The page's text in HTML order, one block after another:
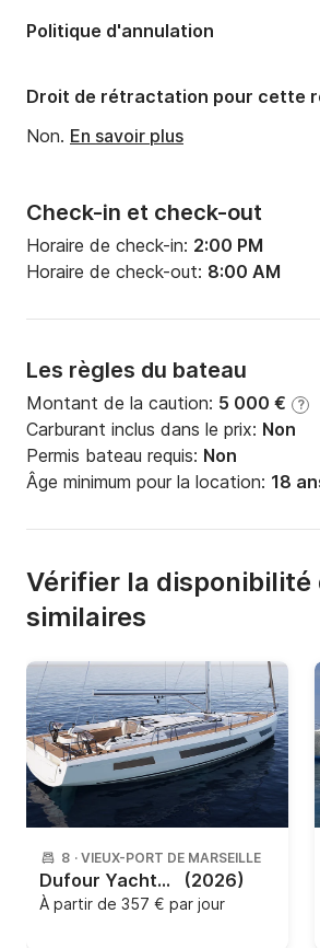
Tirant d'eau:2.1m
Puissance moteur:60cv
Check-in et check-out
Horaire de check-in: 2:00 PM
Horaire de check-out: 8:00 AM
Les règles du bateau
Montant de la caution: 5 000 € ?
Carburant inclus dans le prix: Non
Permis bateau requis: Non
Âge minimum pour la location: 18
Politique d'annulation
Droit de rétractation pour cette
Non. En savoir plus
Vérifier la disponibilité
similaires
8 · VIEUX-PORT DE MARSEILLE
Dufour Yachts - Dufour 44 - 3 cab. (2026)
À partir de 357 € par jour